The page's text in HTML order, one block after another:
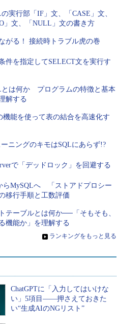
実行部「IF」文、「CASE」文、
」文、「NULL」文の書き方
がる！ 接続時トラブル虎の巻
件を指定してSELECT文を実行す
とは何か プログラムの特徴と基本
解する
機能を使って表の結合を高速化す
ニングのキモはSQLにあらず!?
で「デッドロック」を回避する
らMySQLへ 「ストアドプロシー
移行手順と工数評価
テーブルとは何か──「そもそも、
機能か」を理解する
» ランキングをもっと見る
ChatGPTに「入力してはいけな
い」5項目――押さえておきた
い“生成AIのNGリスト”